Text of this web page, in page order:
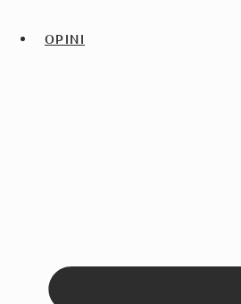
OPINI